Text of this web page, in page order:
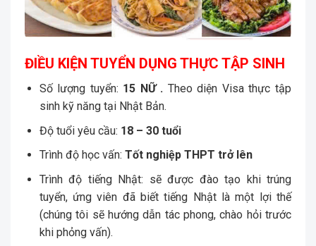
ĐIỀU KIỆN TUYỂN DỤNG THỰC TẬP SINH
Số lượng tuyển: 15 NỮ . Theo diện Visa thực tập
sinh kỹ năng tại Nhật Bản.
Độ tuổi yêu cầu: 18 – 30 tuổi
Trình độ học vấn: Tốt nghiệp THPT trở lên
Trình độ tiếng Nhật: sẽ được đào tạo khi trúng
tuyển, ứng viên đã biết tiếng Nhật là một lợi thế
(chúng tôi sẽ hướng dẫn tác phong, chào hỏi trước
khi phỏng vấn).